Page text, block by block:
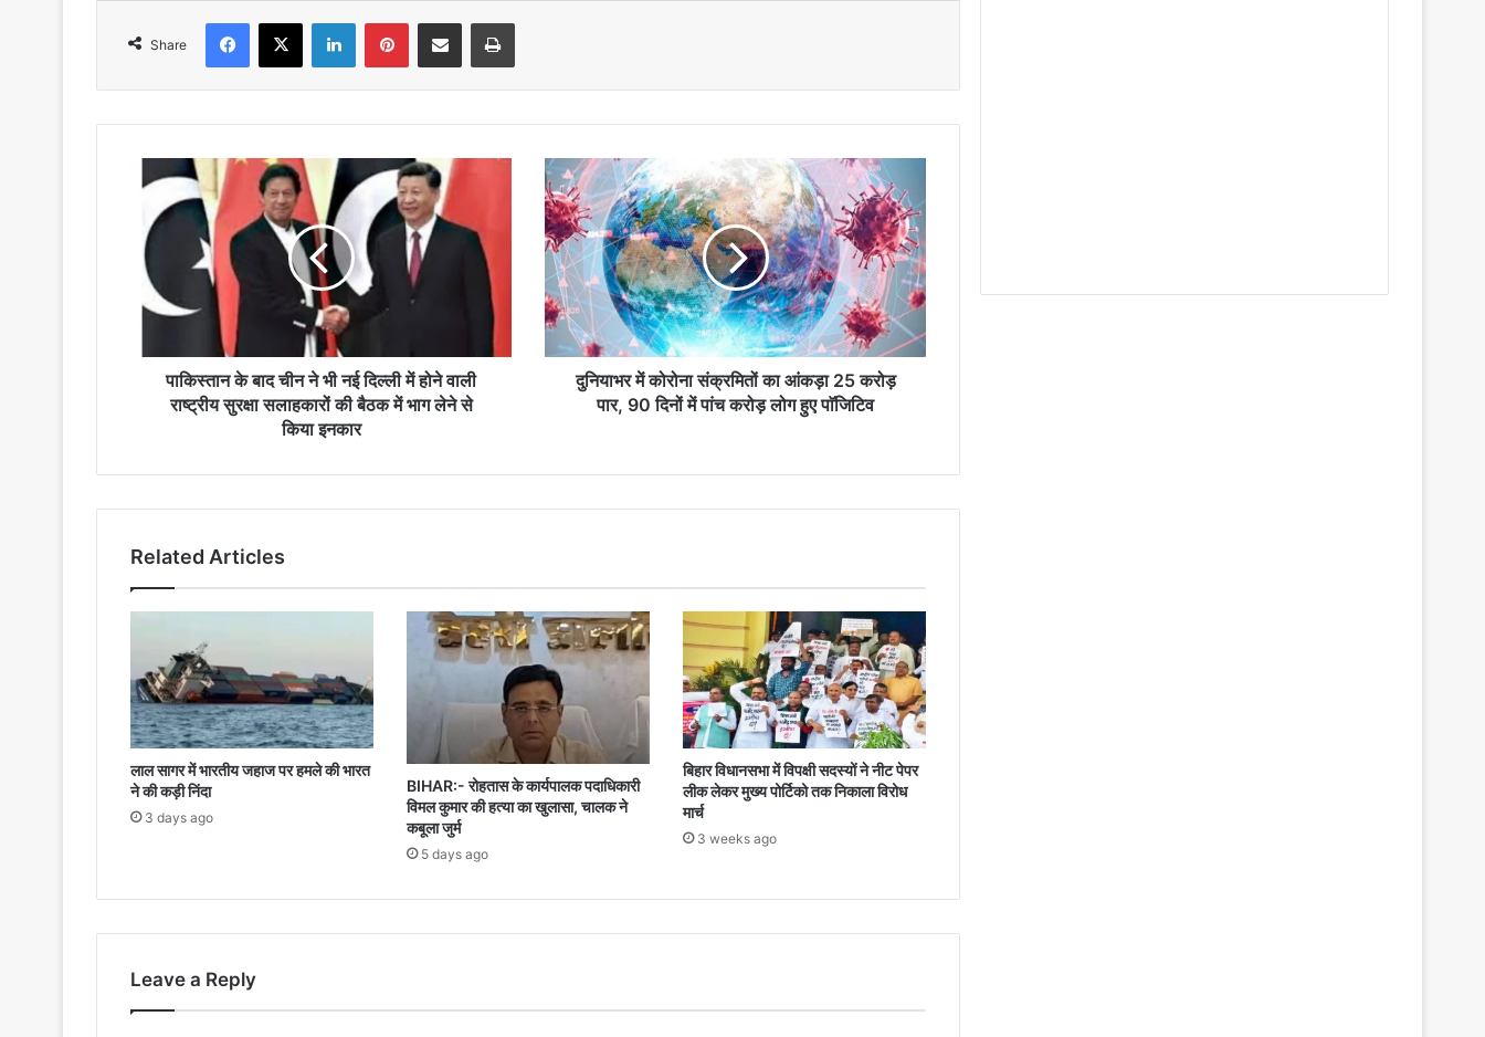
Share
Facebook
X LinkedInPinterestShare via Email Print
चीन
नई
भाग
लेने
से
पाकिस्तान के बाद चीन ने भी नई दिल्ली में होने वाली
राष्ट्रीय सुरक्षा सलाहकारों की बैठक में भाग लेने से
किया इनकार
दुनियाभर
में
कोरोना
संक्रमितों
का
आंकड़ा
25
करोड़
पार,
दुनियाभर में कोरोना संक्रमितों का आंकड़ा 25 करोड़
पार, 90 दिनों में पांच करोड़ लोग हुए पाॅजिटिव
Related Articles
लाल सागर में भारतीय जहाज पर हमले की भारत
ने की कड़ी निंदा
3 days ago
BIHAR:- रोहतास के कार्यपालक पदाधिकारी
विमल कुमार की हत्या का खुलासा, चालक ने
कबूला जुर्म
5 days ago
बिहार विधानसभा में विपक्षी सदस्यों ने नीट पेपर
लीक लेकर मुख्य पोर्टिको तक निकाला विरोध
मार्च
3 weeks ago
Leave a Reply